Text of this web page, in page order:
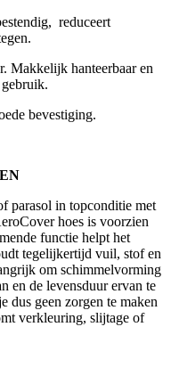
reduceert
Makkelijk hanteerbaar en
bevestiging.
parasol in topconditie met
hoes is voorzien
functie helpt het
tegelijkertijd vuil, stof en
om schimmelvorming
en de levensduur ervan te
dus geen zorgen te maken
verkleuring, slijtage of